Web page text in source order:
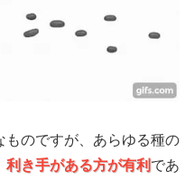
ものですが、あらゆる種の
利き手がある方が有利 であ